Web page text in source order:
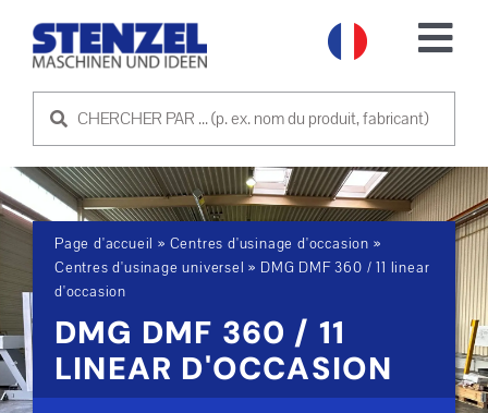
MACHINES D'OCCASION
VENDRE UNE MACHINE
SERVICE
SOCIÉTÉ
PRENDRE CONTACT
Page d'accueil » Centres d'usinage d'occasion »
Centres d'usinage universel » DMG DMF 360 / 11 linear
d'occasion
DMG DMF 360 / 11
LINEAR D'OCCASION